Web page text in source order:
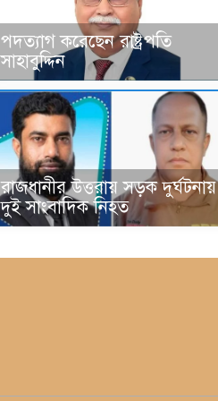
পদত্যাগ করেছেন রাষ্ট্রপতি
সাহাবুদ্দিন
রাজধানীর উত্তরায় সড়ক দুর্ঘটনায়
দুই সাংবাদিক নিহত